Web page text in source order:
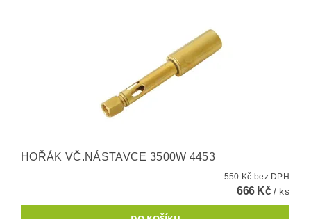
HOŘÁK VČ.NÁSTAVCE 3500W 4453
550 Kč bez DPH
666 Kč/ ks